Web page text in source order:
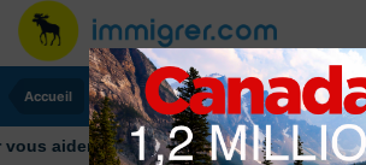
Accueil
aider tout au long de votre transition